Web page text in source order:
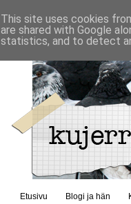
Etusivu Blogi ja hän
This site uses cookies
are shared with Google
statistics, and to detect